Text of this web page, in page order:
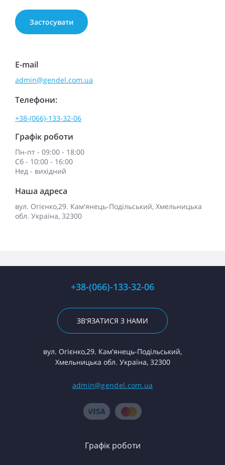
E-mail
admin@gendel.com.ua
Телефони:
+38-(066)-133-32-06
Графік роботи
Пн-пт - 09:00 - 18:00
Сб - 10:00 - 16:00
Нед - вихідний
Наша адреса
вул. Огієнко,29. Кам'янець-Подільський, Хмельницька
обл. Україна, 32300
+38-(066)-133-32-06
ЗВ'ЯЗАТИСЯ З НАМИ
вул. Огієнко,29. Кам'янець-Подільський,
Хмельницька обл. Україна, 32300
admin@gendel.com.ua
Графік роботи